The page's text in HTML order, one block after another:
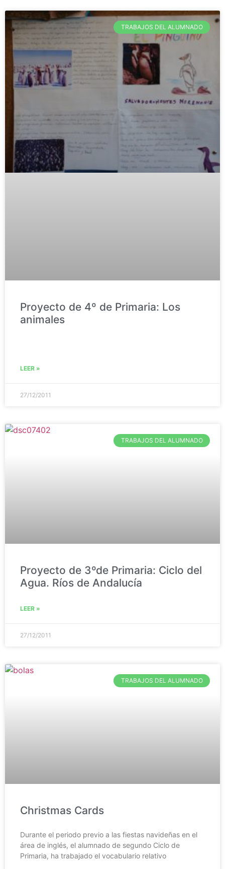
TRABAJOS DEL ALUMNADO
Proyecto de 4º de Primaria: Los
animales
LEER »
27/12/2011
TRABAJOS DEL ALUMNADO
Proyecto de 3ºde Primaria: Ciclo del
Agua. Ríos de Andalucía
LEER »
27/12/2011
TRABAJOS DEL ALUMNADO
Christmas Cards
Durante el periodo previo a las fiestas navideñas en el
área de inglés, el alumnado de segundo Ciclo de
Primaria, ha trabajado el vocabulario relativo